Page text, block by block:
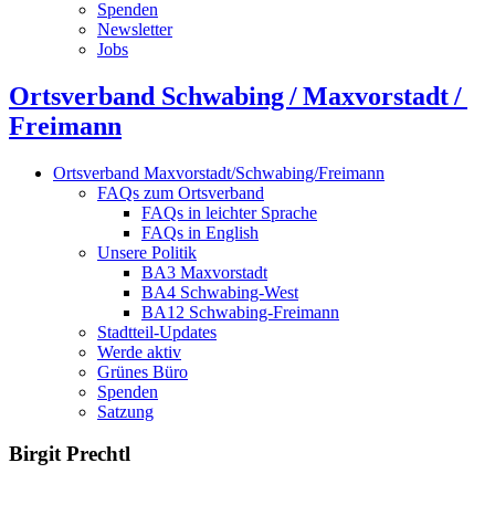
Spenden
Newsletter
Jobs
Ortsverband Schwabing / Maxvorstadt ⁠/
Freimann
Ortsverband Maxvorstadt/Schwabing/Freimann
FAQs zum Ortsverband
FAQs in leichter Sprache
FAQs in English
Unsere Politik
BA3 Maxvorstadt
BA4 Schwabing-West
BA12 Schwabing-Freimann
Stadtteil-Updates
Werde aktiv
Grünes Büro
Spenden
Satzung
Birgit Prechtl